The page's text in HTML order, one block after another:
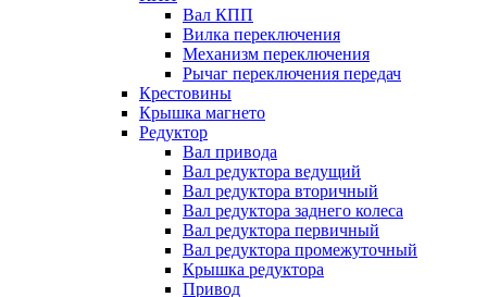
Вал КПП
Вилка переключения
Механизм переключения
Рычаг переключения передач
Крестовины
Крышка магнето
Редуктор
Вал привода
Вал редуктора ведущий
Вал редуктора вторичный
Вал редуктора заднего колеса
Вал редуктора первичный
Вал редуктора промежуточный
Крышка редуктора
Привод